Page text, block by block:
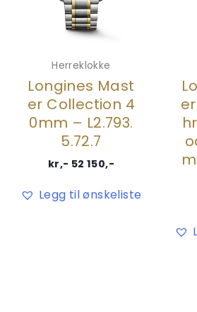
Herreklokke
Longines Mast
er Collection 4
0mm – L2.793.
5.72.7
kr,- 52 150,-
Legg til ønskeliste